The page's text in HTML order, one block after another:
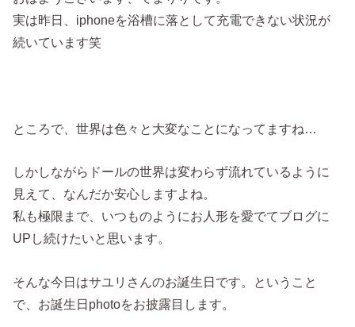
実は昨日、iphoneを浴槽に落として充電できない状況が
続いています笑
ところで、世界は色々と大変なことになってますね…
しかしながらドールの世界は変わらず流れているように
見えて、なんだか安心しますよね。
私も極限まで、いつものようにお人形を愛でてブログに
UPし続けたいと思います。
そんな今日はサユリさんのお誕生日です。ということ
で、お誕生日photoをお披露目します。